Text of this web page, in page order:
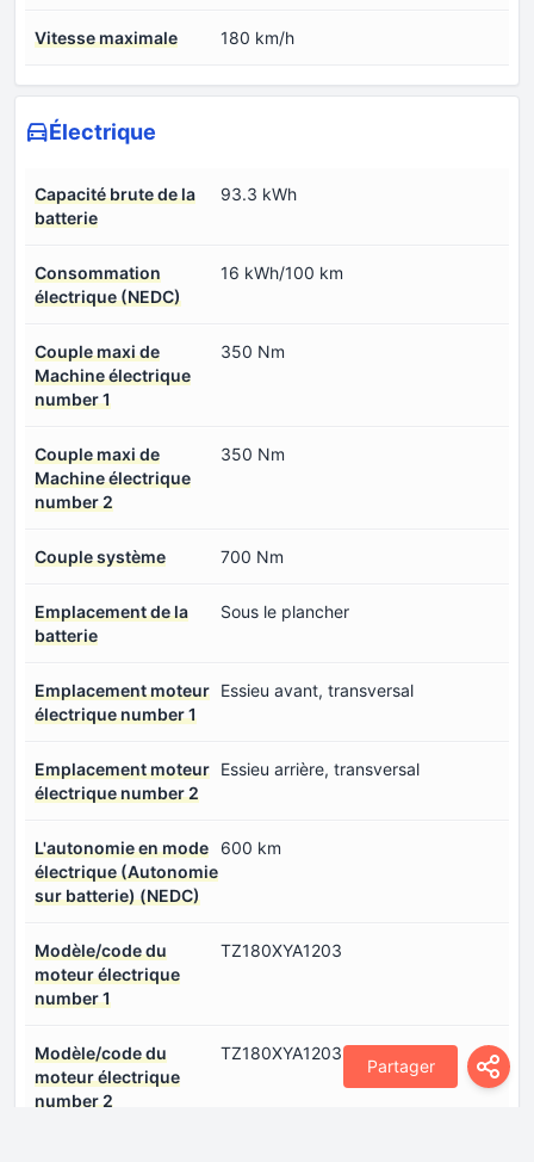
Partager
Vitesse maximale 180 km/h
Électrique
Capacité brute de la
batterie
93.3 kWh
Consommation
électrique (NEDC)
16 kWh/100 km
Couple maxi de
Machine électrique
number 1
350 Nm
Couple maxi de
Machine électrique
number 2
350 Nm
Couple système 700 Nm
Emplacement de la
batterie
Sous le plancher
Emplacement moteur
électrique number 1
Essieu avant, transversal
Emplacement moteur
électrique number 2
Essieu arrière, transversal
L'autonomie en mode
électrique (Autonomie
sur batterie) (NEDC)
600 km
Modèle/code du
moteur électrique
number 1
TZ180XYA1203
Modèle/code du
moteur électrique
number 2
TZ180XYA1203